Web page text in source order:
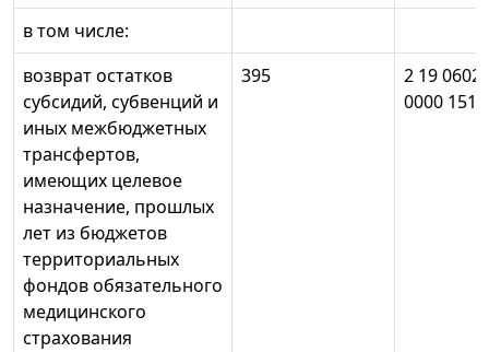
в том числе:
возврат остатков
субсидий, субвенций и
иных межбюджетных
трансфертов,
имеющих целевое
назначение, прошлых
лет из бюджетов
территориальных
фондов обязательного
медицинского
страхования
395
2 19
0000 151